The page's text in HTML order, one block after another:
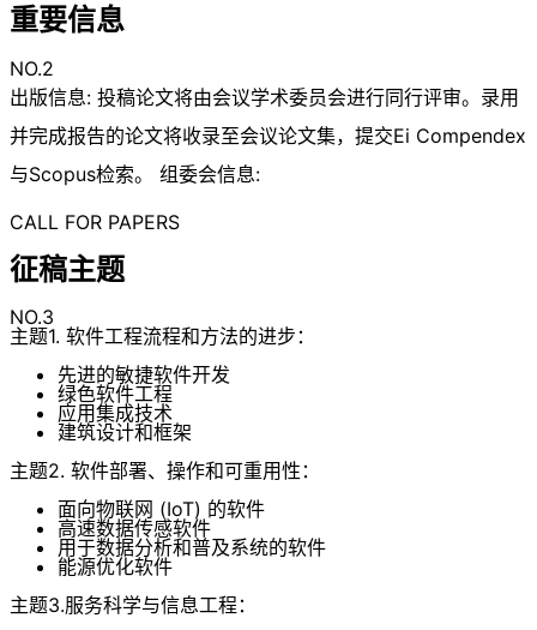
重要信息
NO.2
出版信息: 投稿论文将由会议学术委员会进行同行评审。录用
并完成报告的论文将收录至会议论文集，提交Ei Compendex
与Scopus检索。 组委会信息:
CALL FOR PAPERS
征稿主题
NO.3
主题1. 软件工程流程和方法的进步：
先进的敏捷软件开发
绿色软件工程
应用集成技术
建筑设计和框架
主题2. 软件部署、操作和可重用性：
面向物联网 (IoT) 的软件
高速数据传感软件
用于数据分析和普及系统的软件
能源优化软件
主题3.服务科学与信息工程：